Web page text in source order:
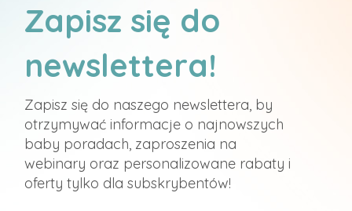
Zapisz się do
newslettera!
Zapisz się do naszego newslettera, by
otrzymywać informacje o najnowszych
baby poradach, zaproszenia na
webinary oraz personalizowane rabaty i
oferty tylko dla subskrybentów!